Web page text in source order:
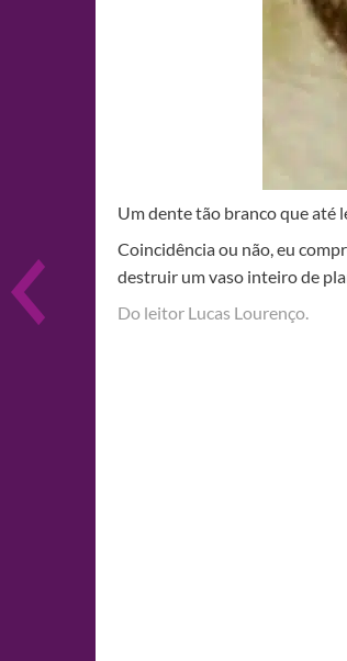
Um dente tão branco que até
Coincidência ou não, eu
destruir um vaso inteiro de
Do leitor Lucas Lourenço.